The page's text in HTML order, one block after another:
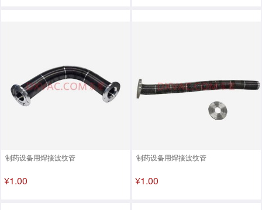
制药设备用焊接波纹管
¥1.00
制药设备用焊接波纹管
¥1.00